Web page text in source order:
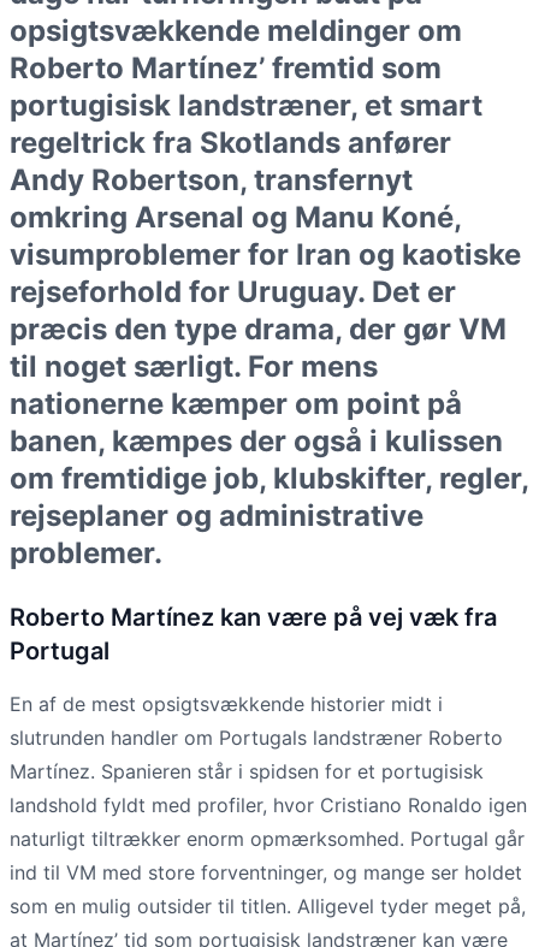
opsigtsvækkende meldinger om
Roberto Martínez’ fremtid som
portugisisk landstræner, et smart
regeltrick fra Skotlands anfører
Andy Robertson, transfernyt
omkring Arsenal og Manu Koné,
visumproblemer for Iran og kaotiske
rejseforhold for Uruguay. Det er
præcis den type drama, der gør VM
til noget særligt. For mens
nationerne kæmper om point på
banen, kæmpes der også i kulissen
om fremtidige job, klubskifter, regler,
rejseplaner og administrative
problemer.
Roberto Martínez kan være på vej væk fra
Portugal
En af de mest opsigtsvækkende historier midt i
slutrunden handler om Portugals landstræner Roberto
Martínez. Spanieren står i spidsen for et portugisisk
landshold fyldt med profiler, hvor Cristiano Ronaldo igen
naturligt tiltrækker enorm opmærksomhed. Portugal går
ind til VM med store forventninger, og mange ser holdet
som en mulig outsider til titlen. Alligevel tyder meget på,
at Martínez’ tid som portugisisk landstræner kan være